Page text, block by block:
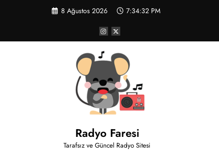
8 Ağustos 2026 7:34:32 PM
Radyo Faresi
Tarafsız ve Güncel Radyo Sitesi